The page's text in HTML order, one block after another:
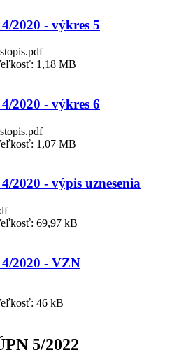
2020 - výkres 5
1,18 MB
2020 - výkres 6
1,07 MB
2020 - výpis uznesenia
69,97 kB
2020 - VZN
46 kB
5/2022